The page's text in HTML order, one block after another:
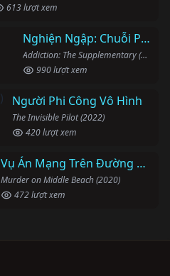
613 lượt xem
Nghiện Ngập: Chuỗi Phim Bổ Trợ
Addiction: The Supplementary (2007)
990 lượt xem
Người Phi Công Vô Hình
The Invisible Pilot (2022)
420 lượt xem
Vụ Án Mạng Trên Đường Middle Beach
Murder on Middle Beach (2020)
472 lượt xem